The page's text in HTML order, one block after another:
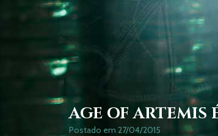
AGE OF ARTEMIS
Postado em 27/04/2015